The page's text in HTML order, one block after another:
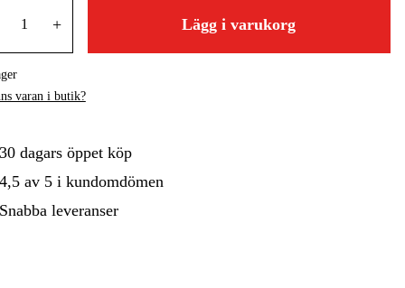
Hem & Fritid Kampanjer
+ Lägg i varukorg
varan i butik?
30 dagars öppet köp
4,5 av 5 i kundomdömen
Snabba leveranser